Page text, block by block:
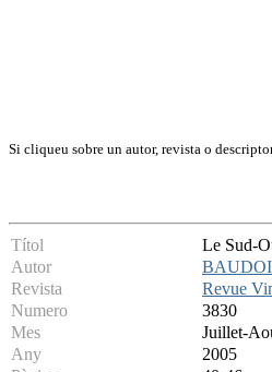
Si cliqueu sobre un autor, revista o
Títol
Le Sud-
Autor
Revista
Revue
Numero
3830
Mes
Juillet-
Any
2005